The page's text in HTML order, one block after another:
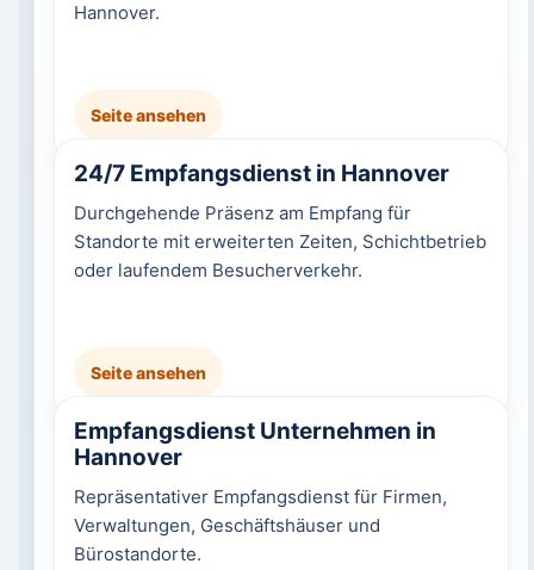
Hannover.
Seite ansehen
24/7 Empfangsdienst in Hannover
Durchgehende Präsenz am Empfang für
Standorte mit erweiterten Zeiten, Schichtbetrieb
oder laufendem Besucherverkehr.
Seite ansehen
Empfangsdienst Unternehmen in
Hannover
Repräsentativer Empfangsdienst für Firmen,
Verwaltungen, Geschäftshäuser und
Bürostandorte.